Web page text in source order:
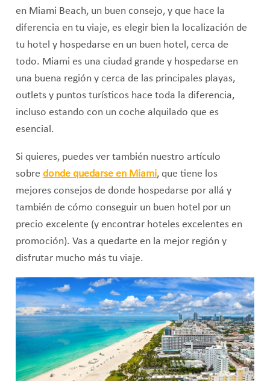
en Miami Beach, un buen consejo, y que hace la
diferencia en tu viaje, es elegir bien la localización de
tu hotel y hospedarse en un buen hotel, cerca de
todo. Miami es una ciudad grande y hospedarse en
una buena región y cerca de las principales playas,
outlets y puntos turísticos hace toda la diferencia,
incluso estando con un coche alquilado que es
esencial.
Si quieres, puedes ver también nuestro artículo
sobre donde quedarse en Miami, que tiene los
mejores consejos de donde hospedarse por allá y
también de cómo conseguir un buen hotel por un
precio excelente (y encontrar hoteles excelentes en
promoción). Vas a quedarte en la mejor región y
disfrutar mucho más tu viaje.